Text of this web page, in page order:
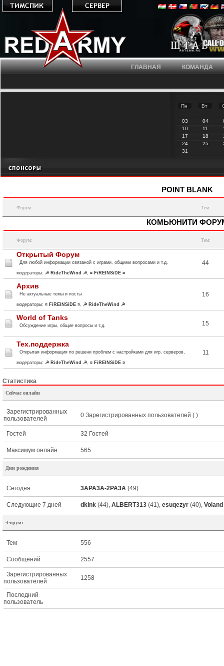
ГЛАВНАЯ КОМАНДА
Пн Вт
03 04
10
11
17
18
24
25
31
POINT BLANK
Форум: Тем:
КОМЬЮНИТИ
Форум: Тем:
Открытый Форум
Для любой информации связаной с играми, общими вопросами и т.д.
модераторы: ☭ RideTheWind ☭, ¤ FiREINSiDE ¤
44
Архив
Не актуальные темы и посты
модераторы: ¤ FiREINSiDE ¤, ☭ RideTheWind ☭
16
World of Tanks
Обсуждение игры, общие вопросы и т.д. 15
Тех.поддержка
Открытая информация по решени проблем с настройками для игр, серверов,
модераторы: ☭ RideTheWind ☭, ¤ FiREINSiDE ¤
11
Статистика
Сейчас онлайн
Зарегистрированных
пользователей
0 Зарегистрированных пользователей ( )
Гостей 32 Гостей
Максимум онлайн 565
Дни рождения
Сегодня 3APA3A-2PA3A (49)
Следующие 7 дней dklnk (44), ALBERT313 (41), esuqezyr (40), Voland
Форум:
Тем 556
Сообщений 2557
Зарегистрированных
пользователей
1258
Последний
пользователь